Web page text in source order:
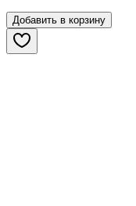
Добавить в корзину